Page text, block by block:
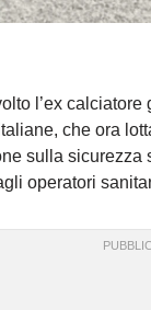
l’ex calciatore
che ora
sulla
operatori